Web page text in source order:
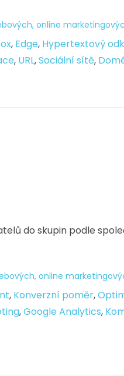
online
, Edge, Hypertextový
, URL,Sociální sítě,
do skupin podle
online
, Konverzní poměr,
,Google Analytics,